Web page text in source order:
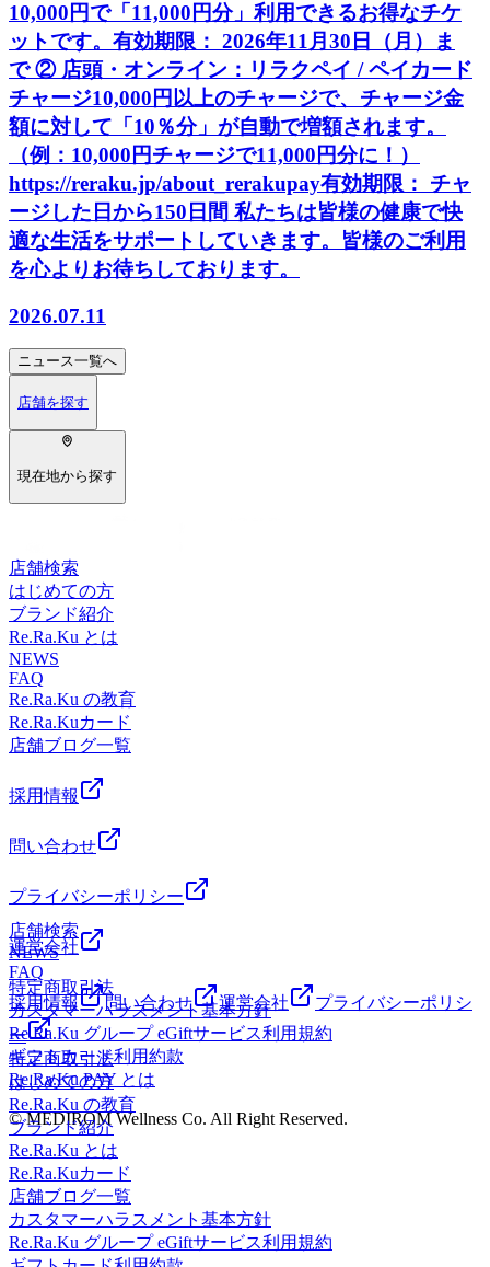
10,000円で「11,000円分」利用できるお得なチケ
ットです。有効期限： 2026年11月30日（月）ま
で ② 店頭・オンライン：リラクペイ / ペイカード
チャージ10,000円以上のチャージで、チャージ金
額に対して「10％分」が自動で増額されます。
（例：10,000円チャージで11,000円分に！）
https://reraku.jp/about_rerakupay有効期限： チャ
ージした日から150日間 私たちは皆様の健康で快
適な生活をサポートしていきます。皆様のご利用
を心よりお待ちしております。
2026.07.11
ニュース一覧へ
店舗を探す
現在地から探す
店舗検索
はじめての方
ブランド紹介
Re.Ra.Ku とは
NEWS
FAQ
Re.Ra.Ku の教育
Re.Ra.Kuカード
店舗ブログ一覧
採用情報
問い合わせ
プライバシーポリシー
運営会社
特定商取引法
カスタマーハラスメント基本方針
Re.Ra.Ku グループ eGiftサービス利用規約
ギフトカード利用約款
Re.Ra.Ku PAY とは
© MEDIROM Wellness Co. All Right Reserved.
店舗検索
NEWS
FAQ
採用情報
問い合わせ 運営会社
プライバシーポリシ
ー
特定商取引法
はじめての方
Re.Ra.Ku の教育
ブランド紹介
Re.Ra.Ku とは
Re.Ra.Kuカード
店舗ブログ一覧
カスタマーハラスメント基本方針
Re.Ra.Ku グループ eGiftサービス利用規約